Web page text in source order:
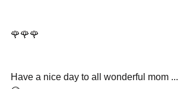
🌹🌹🌹
Have a nice day to all wonderful mom ...